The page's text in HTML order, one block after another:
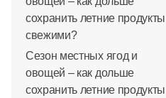
Сезон местных ягод и
овощей – как дольше
сохранить летние продукты